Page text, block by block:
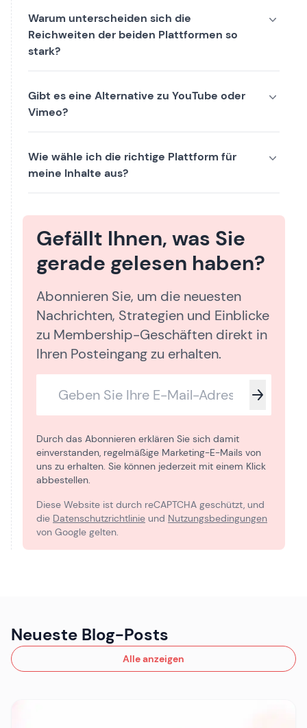
Warum unterscheiden sich die
Reichweiten der beiden Plattformen so
stark?
Gibt es eine Alternative zu YouTube oder
Vimeo?
Wie wähle ich die richtige Plattform für
meine Inhalte aus?
Gefällt Ihnen, was Sie
gerade gelesen haben?
Abonnieren Sie, um die neuesten
Nachrichten, Strategien und Einblicke
zu Membership-Geschäften direkt in
Ihren Posteingang zu erhalten.
Durch das Abonnieren erklären Sie sich damit
einverstanden, regelmäßige Marketing-E-Mails von
uns zu erhalten. Sie können jederzeit mit einem Klick
abbestellen.
Diese Website ist durch reCAPTCHA geschützt, und
die Datenschutzrichtlinie und Nutzungsbedingungen
von Google gelten.
Neueste Blog-Posts
Alle anzeigen